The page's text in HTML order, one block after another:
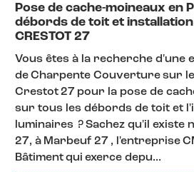
Pose de cache-moineaux en
débords de toit et
CRESTOT 27
Vous êtes à la recherche d'une
de Charpente Couverture sur
Crestot 27 pour la pose de
sur tous les débords de toit et
luminaires ? Sachez qu'il existe
27, à Marbeuf 27 , l'entreprise
Bâtiment qui exerce depu...